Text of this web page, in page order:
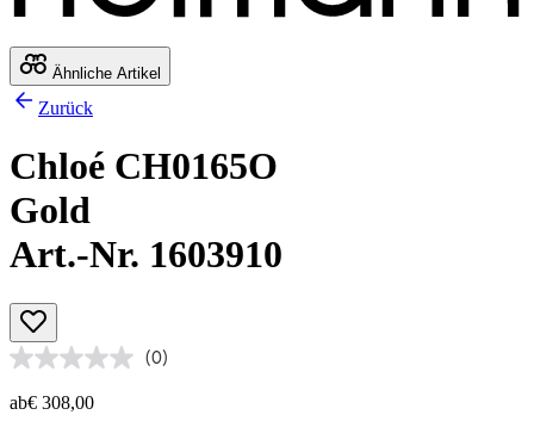
Ähnliche Artikel
Zurück
Chloé CH0165O
Gold
Art.-Nr. 1603910
(0)
ab€ 308,00